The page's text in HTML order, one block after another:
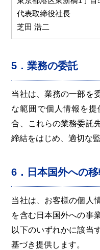
代表取締役社長
芝田 浩二
5．業務の委託
当社は、業務の一部を
な範囲で個人情報を
合、これらの業務委託
締結をはじめ、適切な
6．日本国外への
当社は、お客様の個人
を含む日本国外への事
以下のいずれかに該当
基づき提供します。